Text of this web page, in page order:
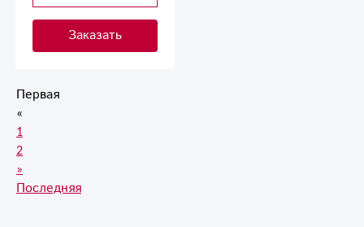
Заказать
Первая
«
1
2
»
Последняя